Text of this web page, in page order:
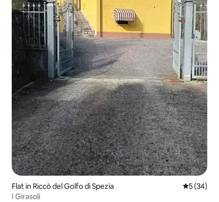
Flat in Riccò del Golfo di Spezia
5 (34)
I Girasoli